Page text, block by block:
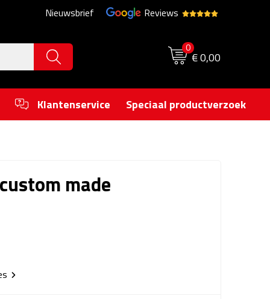
Nieuwsbrief Reviews
0
€ 0,00
Klantenservice Speciaal productverzoek
made